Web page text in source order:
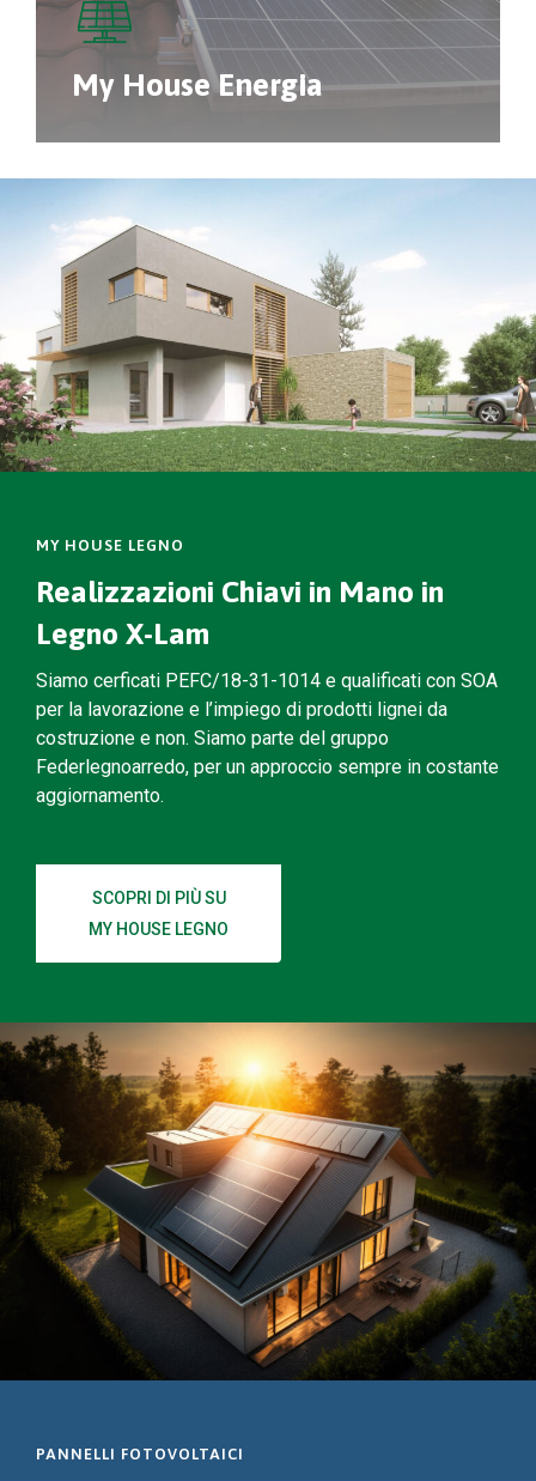
My House Energia
MY HOUSE LEGNO
Realizzazioni Chiavi in Mano in
Legno X-Lam
Siamo cerficati PEFC/18-31-1014 e qualificati con SOA
per la lavorazione e l’impiego di prodotti lignei da
costruzione e non. Siamo parte del gruppo
Federlegnoarredo, per un approccio sempre in costante
aggiornamento.
SCOPRI DI PIÙ SU
MY HOUSE LEGNO
PANNELLI FOTOVOLTAICI